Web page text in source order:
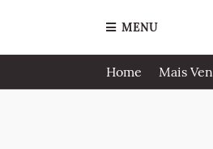
MENU
Home Mais